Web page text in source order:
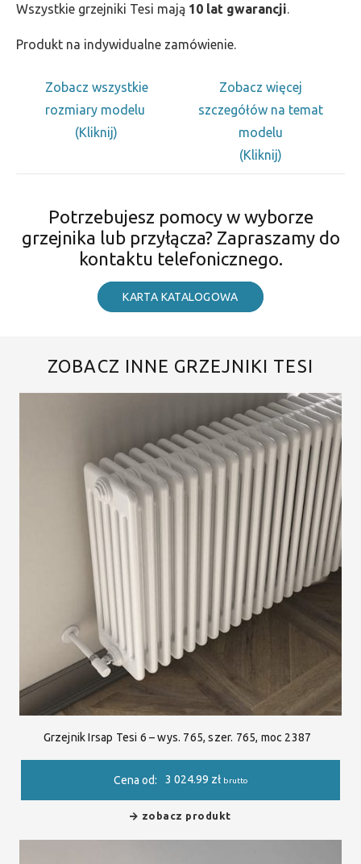
Wszystkie grzejniki Tesi mają 10 lat gwarancji.
Produkt na indywidualne zamówienie.
Zobacz wszystkie
rozmiary modelu
(Kliknij)
Zobacz więcej
szczegółów na temat
modelu
(Kliknij)
Potrzebujesz pomocy w wyborze
grzejnika lub przyłącza? Zapraszamy do
kontaktu telefonicznego.
KARTA KATALOGOWA
ZOBACZ INNE GRZEJNIKI TESI
Grzejnik Irsap Tesi 6 – wys. 765, szer. 765, moc 2387
Cena od: 3 024.99 zł brutto
zobacz produkt